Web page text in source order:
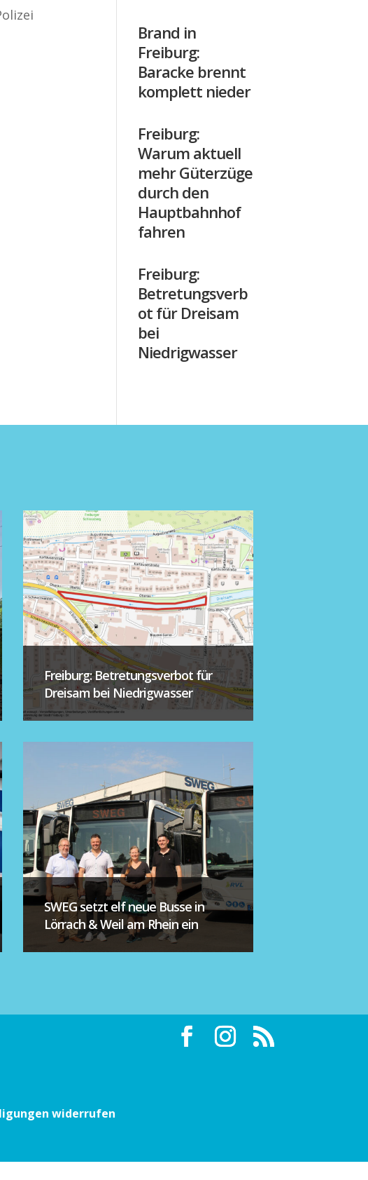
Brand in
Freiburg:
Baracke brennt
komplett nieder
Freiburg:
Warum aktuell
mehr Güterzüge
durch den
Hauptbahnhof
fahren
Freiburg:
Betretungsverb
ot für Dreisam
bei
Niedrigwasser
Freiburg: Betretungsverbot für
Dreisam bei Niedrigwasser
SWEG setzt elf neue Busse in
Lörrach & Weil am Rhein ein
widerrufen